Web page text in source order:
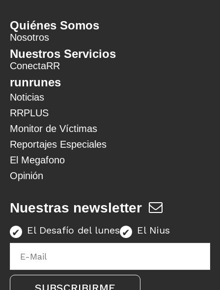
Quiénes Somos
Nosotros
Nuestros Servicios
ConectaRR
runrunes
Noticias
RRPLUS
Monitor de Víctimas
Reportajes Especiales
El Megafono
Opinión
Nuestras newsletter
El Desafío del lunes El Nius